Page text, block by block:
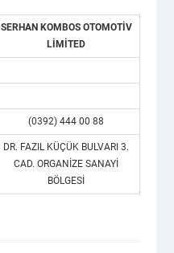
SERHAN KOMBOS OTOMOTİV
LİMİTED
(0392) 444 00 88
DR. FAZIL KÜÇÜK BULVARI 3.
CAD. ORGANİZE SANAYİ
BÖLGESİ